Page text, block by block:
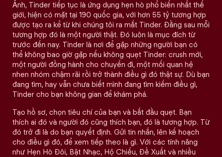
Ảnh, Tinder tiếp tục là ứng dụng hẹn hò phổ biến nhất thế
giới, hiện có mặt tại 190 quốc gia, với hơn 55 tỷ tương hợp
được tạo ra kể từ khi chúng tôi ra mắt Tinder. Đằng sau mỗi
tương hợp đó là một người thật. Đó luôn là mục đích từ
trước đến nay. Tinder là nơi để gặp những người bạn có
thể không bao giờ gặp nếu không quẹt Tinder: crush mới,
một người đồng hành cho chuyến đi, một mối quan hệ
nhen nhóm chậm rãi rồi trở thành điều gì đó thật sự. Dù bạn
đang tìm, hay vẫn chưa biết mình đang tìm kiếm điều gì,
Tinder cho bạn không gian để khám phá.
Tạo hồ sơ, chọn tiêu chí của bạn và bắt đầu quẹt. Bạn
thích ai đó và người đó cũng thích bạn, đó là tương hợp. Từ
đó trở đi là do bạn quyết định. Gửi tin nhắn, lên kế hoạch
cho điều gì đó, để xem tiếp theo là gì. Với các tính năng
như Hẹn Hò Đôi, Bật Nhạc, Hộ Chiếu, Đề Xuất và nhiều